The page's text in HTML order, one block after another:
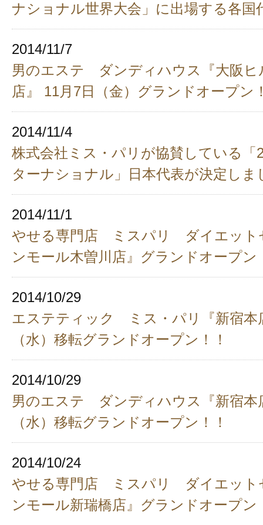
ナショナル世界大会」に出場する各国
2014/11/7
男のエステ ダンディハウス『大阪ヒ
店』 11月7日（金）グランドオープン
2014/11/4
株式会社ミス・パリが協賛している「
ターナショナル」日本代表が決定しま
2014/11/1
やせる専門店 ミスパリ ダイエット
ンモール木曽川店』グランドオープン
2014/10/29
エステティック ミス・パリ『新宿本
（水）移転グランドオープン！！
2014/10/29
男のエステ ダンディハウス『新宿本
（水）移転グランドオープン！！
2014/10/24
やせる専門店 ミスパリ ダイエット
ンモール新瑞橋店』グランドオープン